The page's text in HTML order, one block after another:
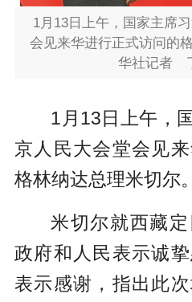
1月13日上午，国家主席
会见来华进行正式访问的
华社记者
1月13日上午，
京人民大会堂会见
格林纳达总理米切尔。
米切尔就西藏
政府和人民表示诚
表示感谢，指出此